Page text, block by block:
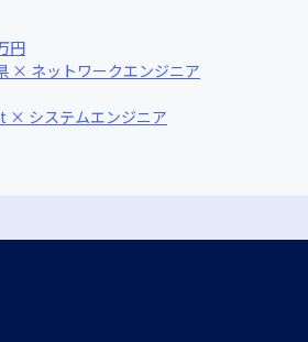
円
× ネットワークエンジニア
× システムエンジニア